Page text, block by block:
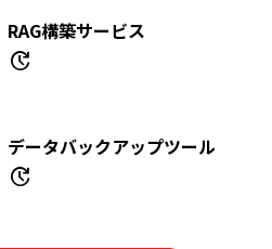
RAG構築サービス
update
データバックアップツール
update